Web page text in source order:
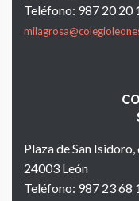
Teléfono: 987 20 20
Plaza de San Isidoro,
24003 León
Teléfono: 987 23 68